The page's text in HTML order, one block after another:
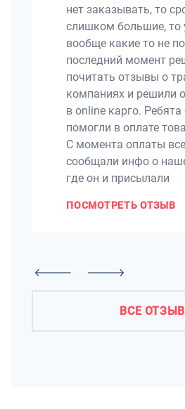
нет заказывать, то
слишком большие, то
вообще какие то не
последний момент
почитать отзывы о
компаниях и решили
в online карго. Ребята
помогли в оплате
С момента оплаты
сообщали инфо о
где он и присылали
ПОСМОТРЕТЬ ОТЗЫВ
ВСЕ